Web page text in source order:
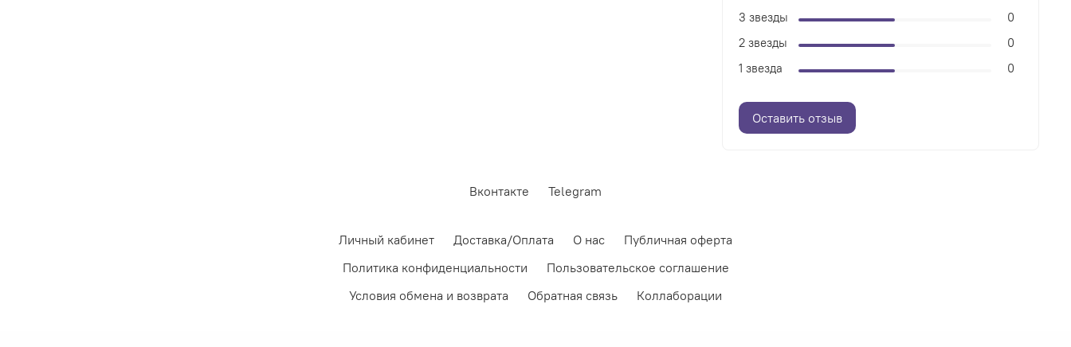
3 звезды
0
2 звезды
0
1 звезда
0
Оставить отзыв
Вконтакте Telegram
Личный кабинет Доставка/Оплата О нас
Публичная оферта
Политика конфиденциальности
Пользовательское соглашение
Условия обмена и возврата
Обратная связь Коллаборации